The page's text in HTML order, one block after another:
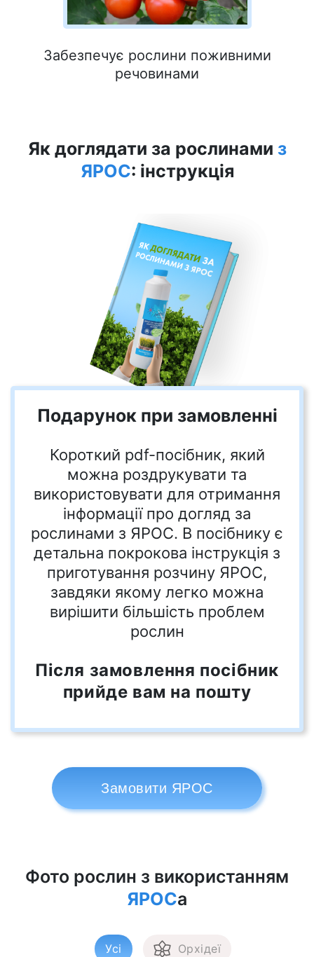
Забезпечує рослини поживними
речовинами
Як доглядати за рослинами з
ЯРОС: інструкція
Подарунок при замовленні
Короткий pdf-посібник, який
можна роздрукувати та
використовувати для отримання
інформації про догляд за
рослинами з ЯРОС. В посібнику є
детальна покрокова інструкція з
приготування розчину ЯРОС,
завдяки якому легко можна
вирішити більшість проблем
рослин
Після замовлення посібник
прийде вам на пошту
Замовити ЯРОС
Фото рослин з використанням
ЯРОСа
Усі Орхідеї